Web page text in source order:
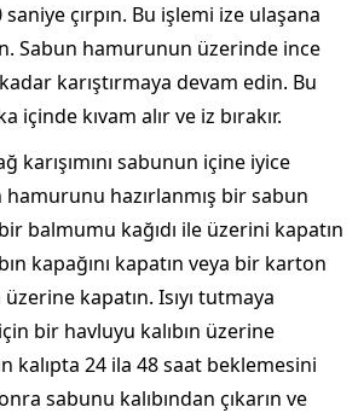
çırpın. Bu işlemi ize ulaşana
Sabun hamurunun üzerinde ince
karıştırmaya devam edin. Bu
içinde kıvam alır ve iz bırakır.
karışımını sabunun içine iyice
hamurunu hazırlanmış bir sabun
balmumu kağıdı ile üzerini kapatın
kapağını kapatın veya bir karton
üzerine kapatın. Isıyı tutmaya
bir havluyu kalıbın üzerine
kalıpta 24 ila 48 saat beklemesini
sabunu kalıbından çıkarın ve